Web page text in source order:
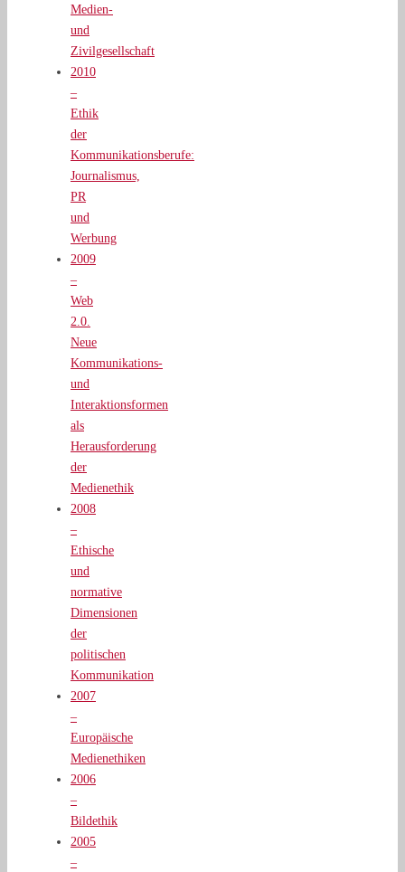
Medien-
und
Zivilgesellschaft
2010
–
Ethik
der
Kommunikationsberufe:
Journalismus,
PR
und
Werbung
2009
–
Web
2.0.
Neue
Kommunikations-
und
Interaktionsformen
als
Herausforderung
der
Medienethik
2008
–
Ethische
und
normative
Dimensionen
der
politischen
Kommunikation
2007
–
Europäische
Medienethiken
2006
–
Bildethik
2005
–